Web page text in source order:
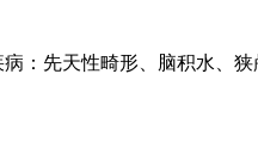
：先天性畸形、脑积水、狭